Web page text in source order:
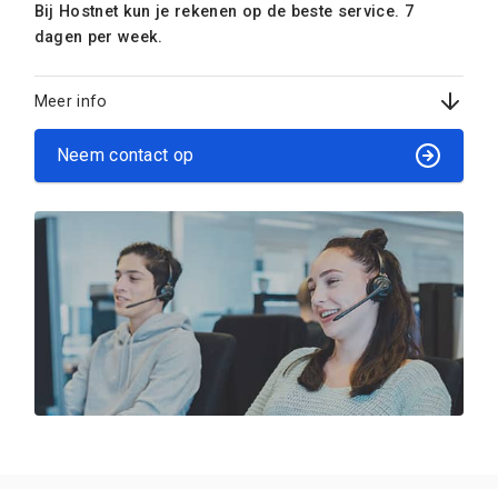
Bij Hostnet kun je rekenen op de beste service. 7
dagen per week.
Meer info
Neem contact op